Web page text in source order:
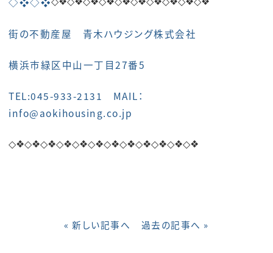
街の不動産屋 青木ハウジング株式会社
横浜市緑区中山一丁目27番5
TEL:045-933-2131 MAIL：
info@aokihousing.co.jp
◇❖◇❖◇❖◇❖◇❖◇❖◇❖◇❖◇❖◇❖◇❖◇❖
« 新しい記事へ 過去の記事へ »